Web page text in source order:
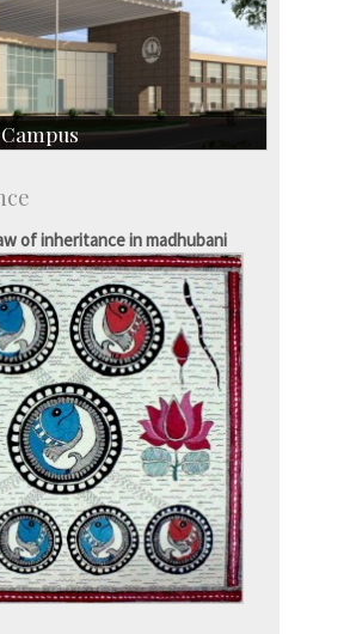
Centre
of inheritance in madhubani